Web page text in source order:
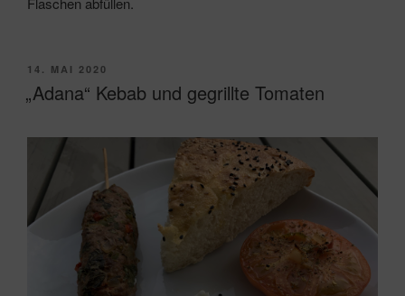
VERÖFFENTLICHT
AM
14. MAI 2020
„Adana“ Kebab und gegrillte Tomaten